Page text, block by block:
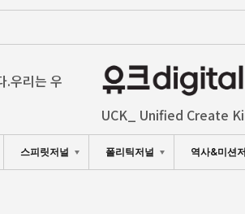
.우리는 우
UCK_ Unified Create
스피릿저널 폴리틱저널 역사&미션